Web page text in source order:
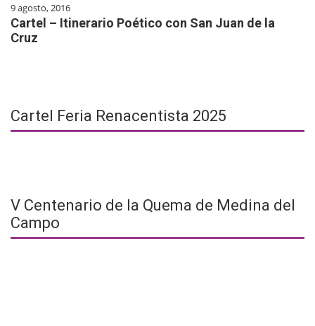
9 agosto, 2016
Cartel – Itinerario Poético con San Juan de la
Cruz
Cartel Feria Renacentista 2025
V Centenario de la Quema de Medina del
Campo